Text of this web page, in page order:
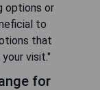
options or
to
that
visit."
for